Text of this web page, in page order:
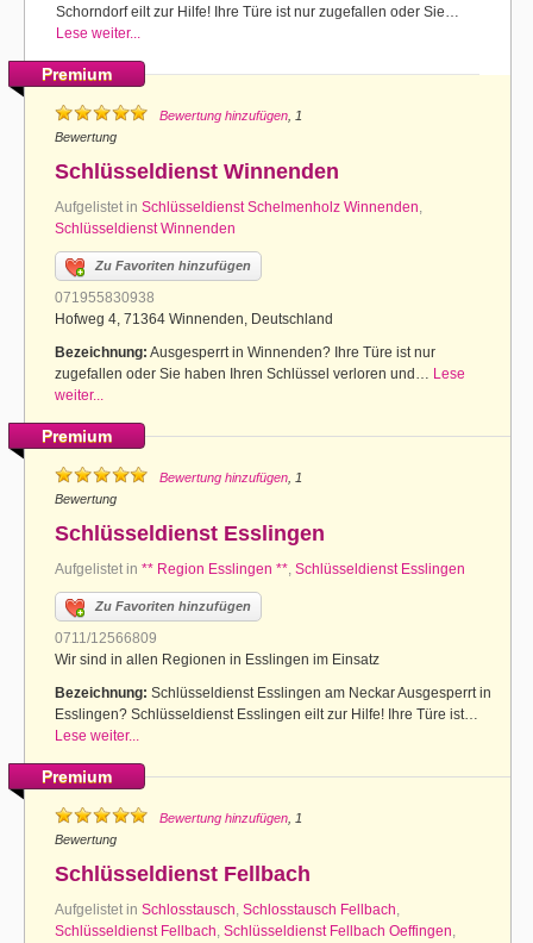
Schorndorf eilt zur Hilfe! Ihre Türe ist nur zugefallen oder Sie…
Lese weiter...
Premium
Bewertung hinzufügen , 1
Bewertung
Schlüsseldienst Winnenden
Aufgelistet in Schlüsseldienst Schelmenholz Winnenden,
Schlüsseldienst Winnenden
Zu Favoriten hinzufügen
071955830938
Hofweg 4, 71364 Winnenden, Deutschland
Bezeichnung: Ausgesperrt in Winnenden? Ihre Türe ist nur
zugefallen oder Sie haben Ihren Schlüssel verloren und… Lese
weiter...
Premium
Bewertung hinzufügen , 1
Bewertung
Schlüsseldienst Esslingen
Aufgelistet in ** Region Esslingen **, Schlüsseldienst Esslingen
Zu Favoriten hinzufügen
0711/12566809
Wir sind in allen Regionen in Esslingen im Einsatz
Bezeichnung: Schlüsseldienst Esslingen am Neckar Ausgesperrt in
Esslingen? Schlüsseldienst Esslingen eilt zur Hilfe! Ihre Türe ist…
Lese weiter...
Premium
Bewertung hinzufügen , 1
Bewertung
Schlüsseldienst Fellbach
Aufgelistet in Schlosstausch, Schlosstausch Fellbach,
Schlüsseldienst Fellbach, Schlüsseldienst Fellbach Oeffingen,